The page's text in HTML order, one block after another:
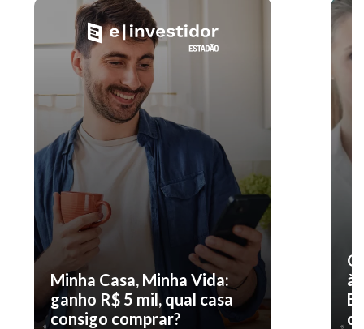
Minha Casa, Minha Vida:
ganho R$ 5 mil, qual casa
consigo comprar?
O
à